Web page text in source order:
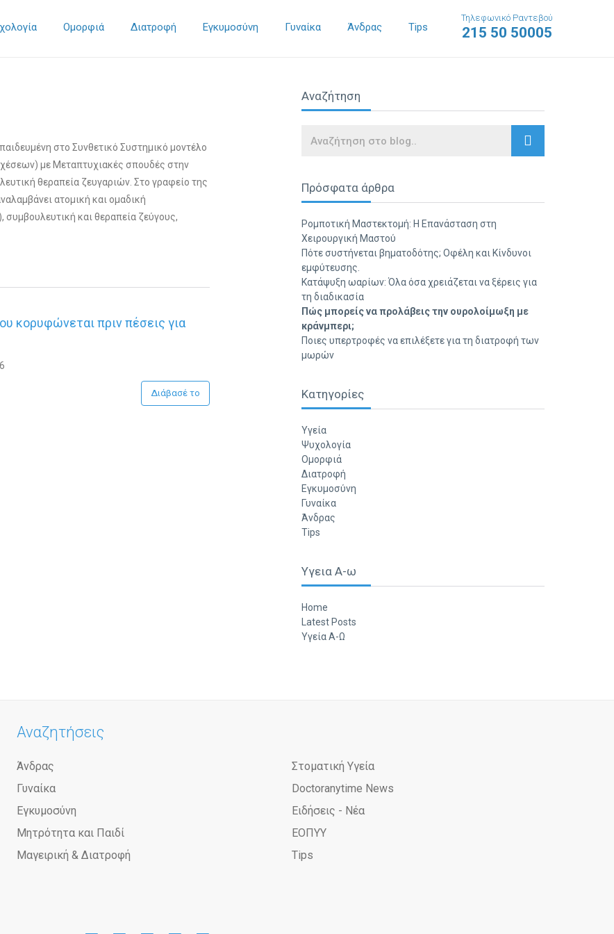
Ομορφιά Διατροφή Εγκυμοσύνη Γυναίκα Άνδρας Tips
Τηλεφωνικό Ραντεβού
215 50 50005
στο Συνθετικό Συστημικό μοντέλο
με Μεταπτυχιακές σπουδές στην
θεραπεία ζευγαριών. Στο γραφείο της
ατομική και ομαδική
και θεραπεία ζεύγους,
κορυφώνεται πριν πέσεις για
Διάβασέ το
Αναζήτηση
Search
Πρόσφατα άρθρα
Ρομποτική Μαστεκτομή: Η Επανάσταση στη
Χειρουργική Μαστού
Πότε συστήνεται βηματοδότης; Οφέλη και Κίνδυνοι
εμφύτευσης.
Κατάψυξη ωαρίων: Όλα όσα χρειάζεται να ξέρεις για
τη διαδικασία
Πώς μπορείς να προλάβεις την ουρολοίμωξη με
κράνμπερι;
Ποιες υπερτροφές να επιλέξετε για τη διατροφή των
μωρών
Κατηγορίες
Υγεία
Ψυχολογία
Ομορφιά
Διατροφή
Εγκυμοσύνη
Γυναίκα
Άνδρας
Tips
Υγεια Α-ω
Home
Latest Posts
Υγεία Α-Ω
Αναζητήσεις
Άνδρας
Γυναίκα
Εγκυμοσύνη
Μητρότητα και Παιδί
Μαγειρική & Διατροφή
Στοματική Υγεία
Doctoranytime News
Ειδήσεις - Νέα
ΕΟΠΥΥ
Tips